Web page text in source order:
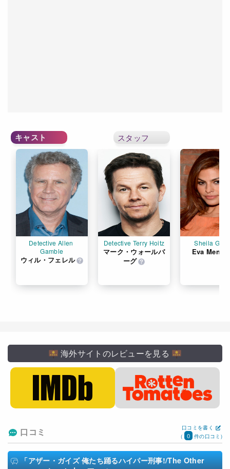
スタッフ
キャスト
Detective Allen
Gamble
ウィル・フェレル
Detective Terry Hoitz
マーク・ウォールバ
ーグ
Sheila
Eva
海外サイトのレビューを見る
口コミ
口コミを書く
(
0 件の口コミ)
「アザー・ガイズ 俺たち踊るハイパー刑事!/The Other